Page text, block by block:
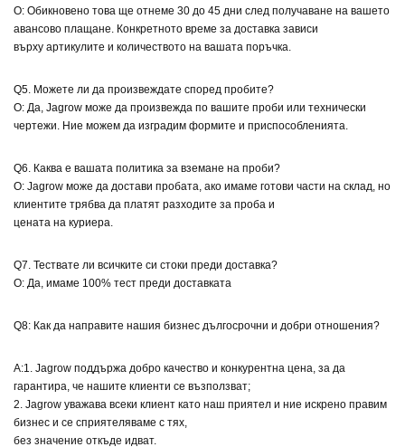
О: Обикновено това ще отнеме 30 до 45 дни след получаване на вашето
авансово плащане. Конкретното време за доставка зависи
върху артикулите и количеството на вашата поръчка.
Q5. Можете ли да произвеждате според пробите?
О: Да, Jagrow може да произвежда по вашите проби или технически
чертежи. Ние можем да изградим формите и приспособленията.
Q6. Каква е вашата политика за вземане на проби?
О: Jagrow може да достави пробата, ако имаме готови части на склад, но
клиентите трябва да платят разходите за проба и
цената на куриера.
Q7. Тествате ли всичките си стоки преди доставка?
О: Да, имаме 100% тест преди доставката
Q8: Как да направите нашия бизнес дългосрочни и добри отношения?
A:1. Jagrow поддържа добро качество и конкурентна цена, за да
гарантира, че нашите клиенти се възползват;
2. Jagrow уважава всеки клиент като наш приятел и ние искрено правим
бизнес и се сприятеляваме с тях,
без значение откъде идват.